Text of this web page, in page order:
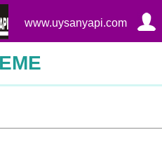
www.uysanyapi.com